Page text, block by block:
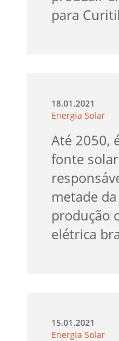
para
18.01.2021
Energia Solar
Até 2050,
fonte
metade
produção
elétrica
15.01.2021
Energia Solar